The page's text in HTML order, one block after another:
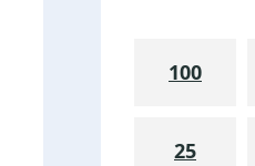
100
25